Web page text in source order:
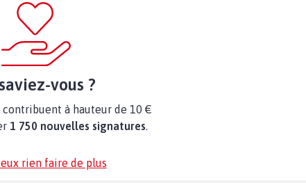
vous ?
contribuent à hauteur de 10 €
1 750 nouvelles signatures.
rien faire de plus